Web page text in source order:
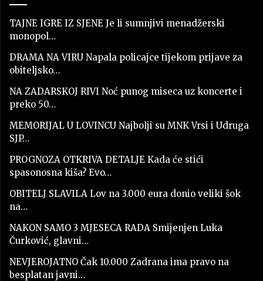
TAJNE IGRE IZ SJENE Je li sumnjivi menadžerski
monopol…
DRAMA NA VIRU Napala policajce tijekom prijave za
obiteljsko…
NA ZADARSKOJ RIVI Noć punog miseca uz koncerte i
preko 50…
MEMORIJAL U LOVINCU Najbolji su MNK Vrsi i Udruga
SJP…
PROGNOZA OTKRIVA DETALJE Kada će stići
spasonosna kiša? Evo…
OBITELJ SLAVILA Lov na 3.000 eura donio veliki šok
na…
NAKON SAMO 3 MJESECA RADA Smijenjen Luka
Čurković, glavni…
NEVJEROJATNO Čak 10.000 Zadrana ima pravo na
besplatan javni…